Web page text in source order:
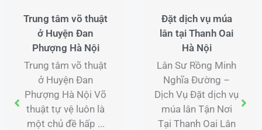
Trung tâm võ thuật
ở Huyện Đan
Phượng Hà Nội
Trung tâm võ thuật
ở Huyện Đan
Phượng Hà Nội Võ
thuật tự vệ luôn là
một chủ đề hấp ...
Đặt dịch vụ múa
lân tại Thanh Oai
Hà Nội
Lân Sư Rồng Minh
Nghĩa Đường –
Dịch Vụ Đặt dịch vụ
múa lân Tận Nơi
Tại Thanh Oai Lân